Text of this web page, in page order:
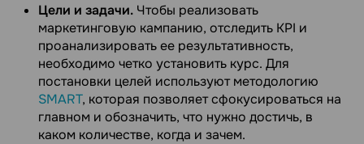
Цели и задачи. Чтобы реализовать
маркетинговую кампанию, отследить KPI и
проанализировать ее результативность,
необходимо четко установить курс. Для
постановки целей используют методологию
SMART, которая позволяет сфокусироваться на
главном и обозначить, что нужно достичь, в
каком количестве, когда и зачем.